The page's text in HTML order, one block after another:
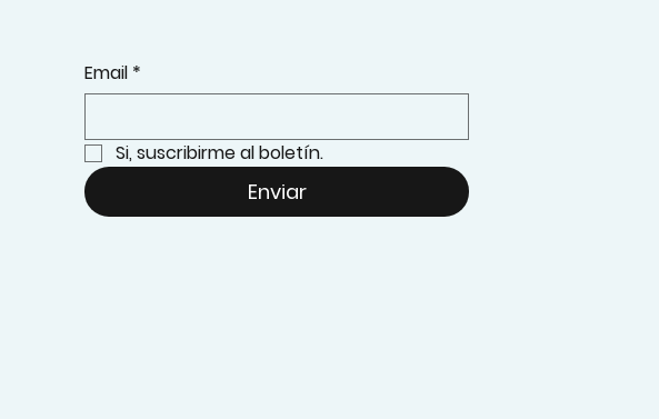
Email *
Si, suscribirme al boletín.
Enviar